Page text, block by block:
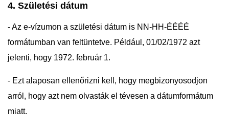
4. Születési dátum
- Az e-vízumon a születési dátum is NN-HH-ÉÉÉÉ
formátumban van feltüntetve. Például, 01/02/1972 azt
jelenti, hogy 1972. február 1.
- Ezt alaposan ellenőrizni kell, hogy megbizonyosodjon
arról, hogy azt nem olvasták el tévesen a dátumformátum
miatt.